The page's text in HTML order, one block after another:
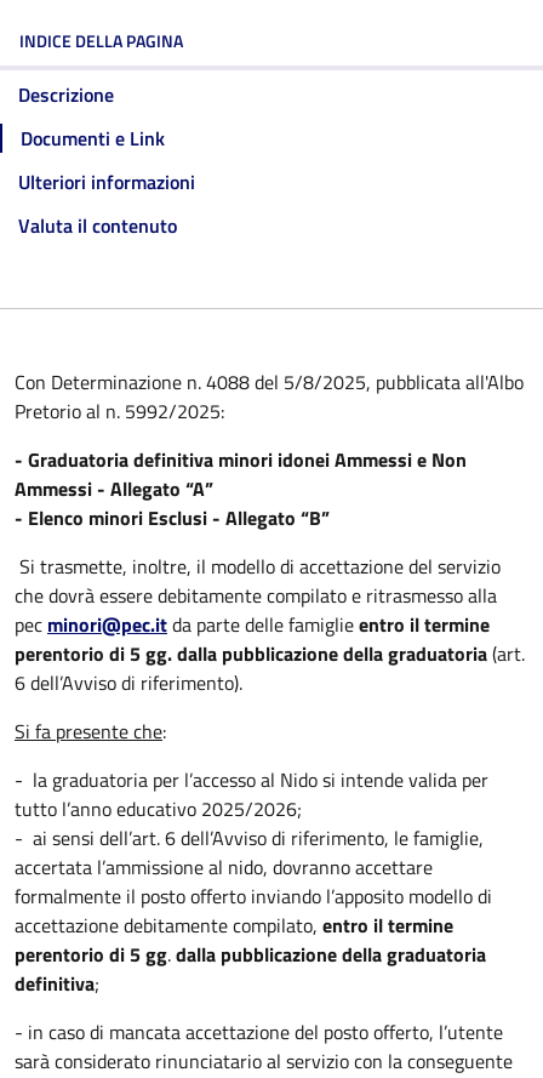
INDICE DELLA PAGINA
Descrizione
Documenti e Link
Ulteriori informazioni
Valuta il contenuto
Con Determinazione n. 4088 del 5/8/2025, pubblicata all'Albo
Pretorio al n. 5992/2025:
- Graduatoria definitiva minori idonei Ammessi e Non
Ammessi - Allegato “A”
- Elenco minori Esclusi - Allegato “B”
Si trasmette, inoltre, il modello di accettazione del servizio
che dovrà essere debitamente compilato e ritrasmesso alla
pec minori@pec.itda parte delle famiglieentro il termine
perentorio di 5 gg. dalla pubblicazione della graduatoria(art.
6 dell’Avviso di riferimento).
Si fa presente che:
- la graduatoria per l’accesso al Nido si intende valida per
tutto l’anno educativo 2025/2026;
- ai sensi dell’art. 6 dell’Avviso di riferimento, le famiglie,
accertata l’ammissione al nido, dovranno accettare
formalmente il posto offerto inviando l’apposito modello di
accettazione debitamente compilato, entro il termine
perentorio di 5 gg.dalla pubblicazione della graduatoria
definitiva;
- in caso di mancata accettazione del posto offerto, l’utente
sarà considerato rinunciatario al servizio con la conseguente